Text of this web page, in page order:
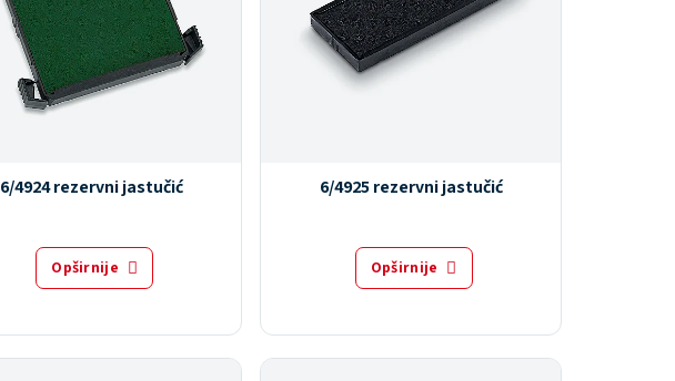
6/4924 rezervni jastučić
Opširnije
6/4925 rezervni jastučić
Opširnije